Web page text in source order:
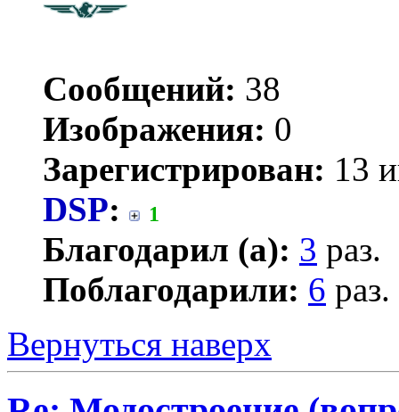
Сообщений: 38
Изображения: 0
Зарегистрирован: 13
DSP: 1
Благодарил (а): 3 раз.
Поблагодарили: 6 раз.
Вернуться наверх